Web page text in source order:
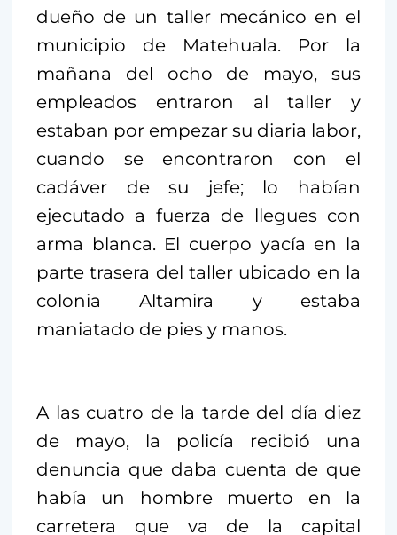
dueño de un taller mecánico en el
municipio de Matehuala. Por la
mañana del ocho de mayo, sus
empleados entraron al taller y
estaban por empezar su diaria labor,
cuando se encontraron con el
cadáver de su jefe; lo habían
ejecutado a fuerza de llegues con
arma blanca. El cuerpo yacía en la
parte trasera del taller ubicado en la
colonia Altamira y estaba
maniatado de pies y manos.
A las cuatro de la tarde del día diez
de mayo, la policía recibió una
denuncia que daba cuenta de que
había un hombre muerto en la
carretera que va de la capital